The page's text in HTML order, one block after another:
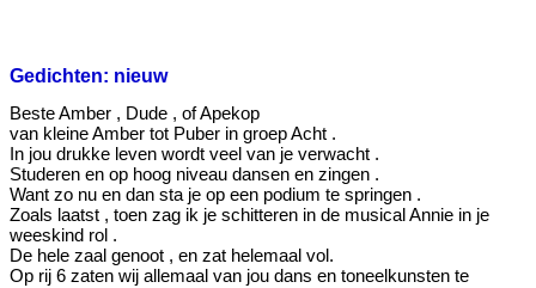
Gedichten: nieuw
Beste Amber , Dude , of Apekop
van kleine Amber tot Puber in groep Acht .
In jou drukke leven wordt veel van je verwacht .
Studeren en op hoog niveau dansen en zingen .
Want zo nu en dan sta je op een podium te springen .
Zoals laatst , toen zag ik je schitteren in de musical Annie in je
weeskind rol .
De hele zaal genoot , en zat helemaal vol.
Op rij 6 zaten wij allemaal van jou dans en toneelkunsten te